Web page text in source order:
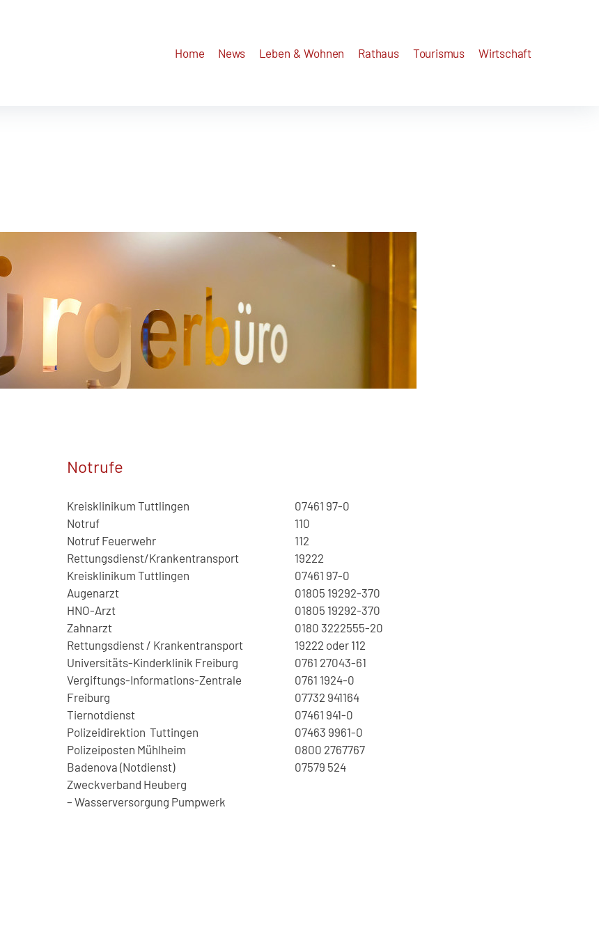
Home News Leben & Wohnen Rathaus Tourismus Wirtschaft
Notrufe
Kreisklinikum Tuttlingen
Notruf
Notruf Feuerwehr
Rettungsdienst/Krankentransport
Kreisklinikum Tuttlingen
Augenarzt
HNO-Arzt
Zahnarzt
Rettungsdienst / Krankentransport
Universitäts-Kinderklinik Freiburg
Vergiftungs-Informations-Zentrale
Freiburg
Tiernotdienst
Polizeidirektion Tuttingen
Polizeiposten Mühlheim
Badenova (Notdienst)
Zweckverband Heuberg
– Wasserversorgung Pumpwerk
07461 97-0
110
112
19222
07461 97-0
01805 19292-370
01805 19292-370
0180 3222555-20
19222 oder 112
0761 27043-61
0761 1924-0
07732 941164
07461 941-0
07463 9961-0
0800 2767767
07579 524